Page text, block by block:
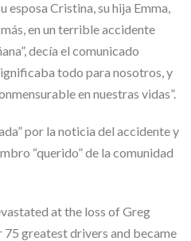
Cristina, su hija Emma,
en un terrible accidente
decía el comunicado
todo para nosotros, y
en nuestras vidas”.
por la noticia del accidente y
“querido” de la comunidad
at the loss of Greg
greatest drivers and became